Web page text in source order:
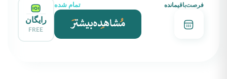
فرصت‌باقیمانده تمام شده
رایگان
FREE